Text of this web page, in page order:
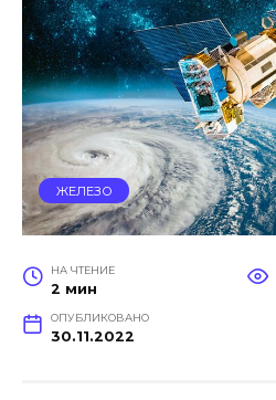
ЖЕЛЕЗО
НА ЧТЕНИЕ
2 мин
ОПУБЛИКОВАНО
30.11.2022